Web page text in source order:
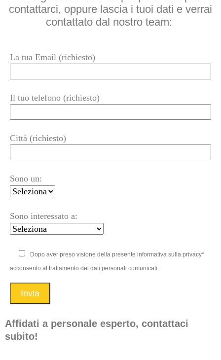
contattarci, oppure lascia i tuoi dati e verrai
contattato dal nostro team:
La tua Email (richiesto)
Il tuo telefono (richiesto)
Città (richiesto)
Sono un:
Sono interessato a:
Dopo aver preso visione della presente informativa sulla privacy*
acconsento al trattamento dei dati personali comunicati.
Affidati a personale esperto, contattaci
subito!